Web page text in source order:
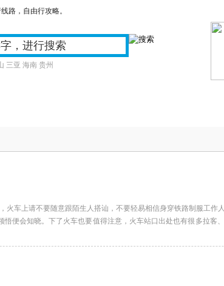
路，自由行攻略。
三亚 海南 贵州
火车上请不要随意跟陌生人搭讪，不要轻易相信身穿铁路制服工作
便会知晓。下了火车也要值得注意，火车站口出处也有很多拉客